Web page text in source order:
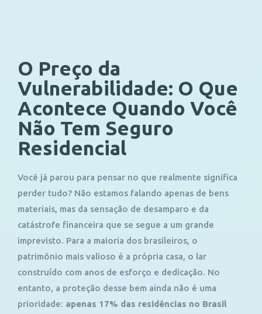
O Preço da
Vulnerabilidade: O Que
Acontece Quando Você
Não Tem Seguro
Residencial
Você já parou para pensar no que realmente significa
perder tudo? Não estamos falando apenas de bens
materiais, mas da sensação de desamparo e da
catástrofe financeira que se segue a um grande
imprevisto. Para a maioria dos brasileiros, o
patrimônio mais valioso é a própria casa, o lar
construído com anos de esforço e dedicação. No
entanto, a proteção desse bem ainda não é uma
prioridade: apenas 17% das residências no Brasil